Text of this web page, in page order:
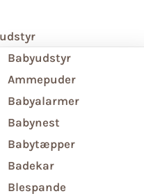
Babyudstyr
Ammepuder
Babyalarmer
Babynest
Babytæpper
Badekar
Blespande